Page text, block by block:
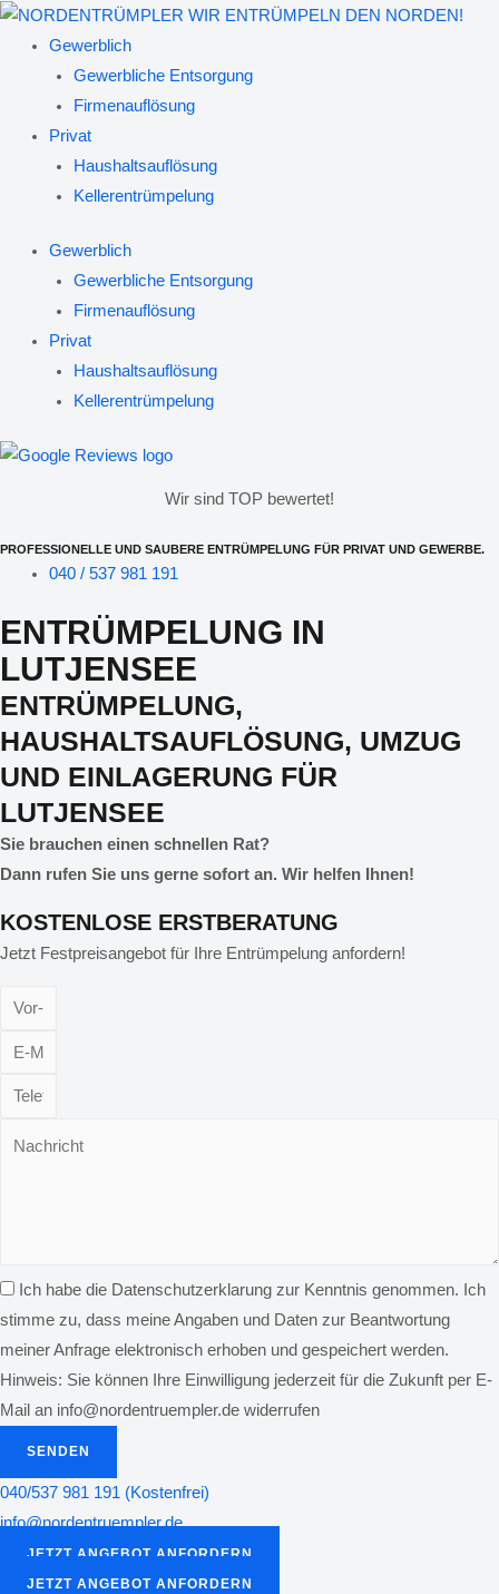
Zum
Inhalt
springen
Gewerblich
Gewerbliche Entsorgung
Firmenauflösung
Privat
Haushaltsauflösung
Kellerentrümpelung
Gewerblich
Gewerbliche Entsorgung
Firmenauflösung
Privat
Haushaltsauflösung
Kellerentrümpelung
Wir sind TOP bewertet!
PROFESSIONELLE UND SAUBERE ENTRÜMPELUNG FÜR PRIVAT UND GEWERBE.
040 / 537 981 191
ENTRÜMPELUNG IN
LUTJENSEE
ENTRÜMPELUNG,
HAUSHALTSAUFLÖSUNG, UMZUG
UND EINLAGERUNG FÜR
LUTJENSEE
Sie brauchen einen schnellen Rat?
Dann rufen Sie uns gerne sofort an. Wir helfen Ihnen!
KOSTENLOSE ERSTBERATUNG
Jetzt Festpreisangebot für Ihre Entrümpelung anfordern!
Ich habe die Datenschutzerklarung zur Kenntnis genommen. Ich
stimme zu, dass meine Angaben und Daten zur Beantwortung
meiner Anfrage elektronisch erhoben und gespeichert werden.
Hinweis: Sie können Ihre Einwilligung jederzeit für die Zukunft per E-
Mail an info@nordentruempler.de widerrufen
SENDEN
040/537 981 191 (Kostenfrei)
info@nordentruempler.de
JETZT ANGEBOT ANFORDERN
JETZT ANGEBOT ANFORDERN